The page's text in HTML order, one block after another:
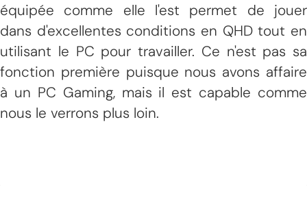
équipée comme elle l'est permet de jouer
dans d'excellentes conditions en QHD tout en
utilisant le PC pour travailler. Ce n'est pas sa
fonction première puisque nous avons affaire
à un PC Gaming, mais il est capable comme
nous le verrons plus loin.